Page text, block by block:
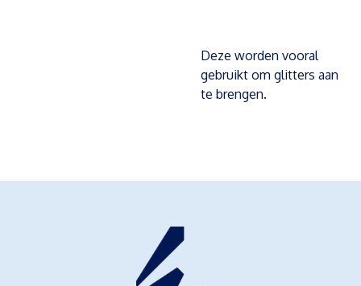
Deze worden vooral
gebruikt om glitters aan
te brengen.